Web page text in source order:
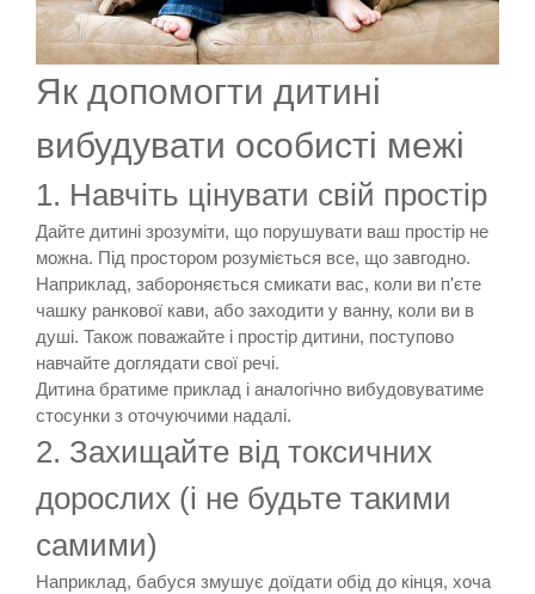
Як допомогти дитині
вибудувати особисті межі
1. Навчіть цінувати свій простір
Дайте дитині зрозуміти, що порушувати ваш простір не
можна. Під простором розуміється все, що завгодно.
Наприклад, забороняється смикати вас, коли ви п'єте
чашку ранкової кави, або заходити у ванну, коли ви в
душі. Також поважайте і простір дитини, поступово
навчайте доглядати свої речі.
Дитина братиме приклад і аналогічно вибудовуватиме
стосунки з оточуючими надалі.
2. Захищайте від токсичних
дорослих (і не будьте такими
самими)
Наприклад, бабуся змушує доїдати обід до кінця, хоча